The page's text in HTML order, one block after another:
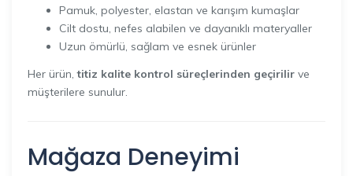
Pamuk, polyester, elastan ve karışım kumaşlar
Cilt dostu, nefes alabilen ve dayanıklı materyaller
Uzun ömürlü, sağlam ve esnek ürünler
Her ürün,titiz kalite kontrol süreçlerinden geçirilir ve
müşterilere sunulur.
Mağaza Deneyimi